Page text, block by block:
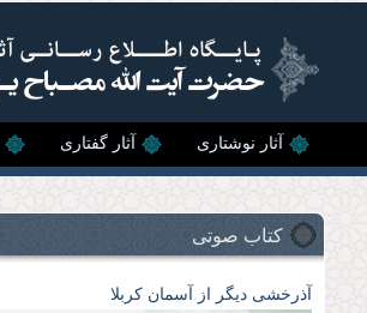
آثار نوشتاری آثار گفتاری
کتاب صوتی
آذرخشی‌ دیگر‌ از‌ آسمان‌ کربلا